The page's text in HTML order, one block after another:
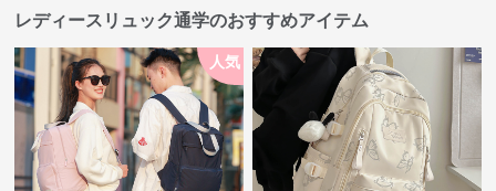
レディースリュック通学のおすすめアイテム
人気